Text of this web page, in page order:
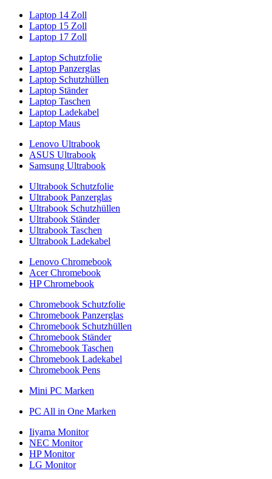
Laptop 14 Zoll
Laptop 15 Zoll
Laptop 17 Zoll
Laptop Schutzfolie
Laptop Panzerglas
Laptop Schutzhüllen
Laptop Ständer
Laptop Taschen
Laptop Ladekabel
Laptop Maus
Lenovo Ultrabook
ASUS Ultrabook
Samsung Ultrabook
Ultrabook Schutzfolie
Ultrabook Panzerglas
Ultrabook Schutzhüllen
Ultrabook Ständer
Ultrabook Taschen
Ultrabook Ladekabel
Lenovo Chromebook
Acer Chromebook
HP Chromebook
Chromebook Schutzfolie
Chromebook Panzerglas
Chromebook Schutzhüllen
Chromebook Ständer
Chromebook Taschen
Chromebook Ladekabel
Chromebook Pens
Mini PC Marken
PC All in One Marken
Iiyama Monitor
NEC Monitor
HP Monitor
LG Monitor